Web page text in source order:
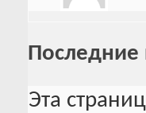
Последние
Эта